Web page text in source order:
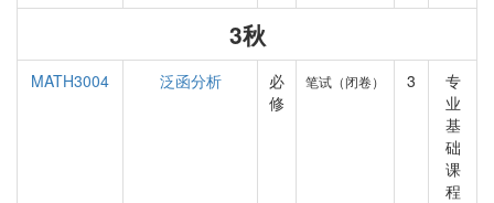
3秋
MATH3004 泛函分析
必
修
笔试（闭卷） 3
专
业
基
础
课
程